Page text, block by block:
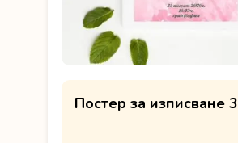
Постер за изписване 3